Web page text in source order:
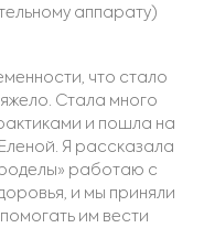
аппарату)
что стало
Стала много
и пошла на
Я рассказала
работаю с
и мы приняли
им вести